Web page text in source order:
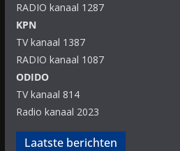
RADIO kanaal 1287
KPN
TV kanaal 1387
RADIO kanaal 1087
ODIDO
TV kanaal 814
Radio kanaal 2023
Laatste berichten